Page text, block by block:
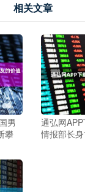
相关文章
男
攀
通弘网
情报部长